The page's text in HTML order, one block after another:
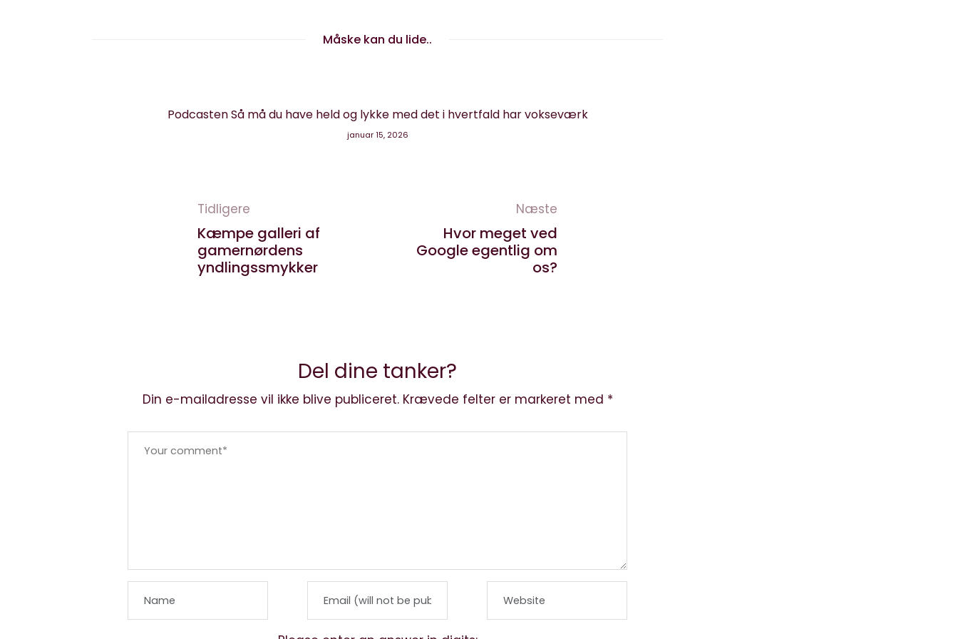
Måske kan du lide..
Podcasten Så må du have held og lykke med det i hvertfald har vokseværk
januar 15, 2026
Tidligere
Kæmpe galleri af
gamernørdens
yndlingssmykker
Næste
Hvor meget ved
Google egentlig om
os?
Del dine tanker?
Din e-mailadresse vil ikke blive publiceret. Krævede felter er markeret med *